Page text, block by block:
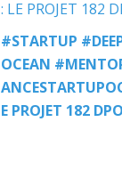
#STARTUP
OCEAN
E PROJET 182